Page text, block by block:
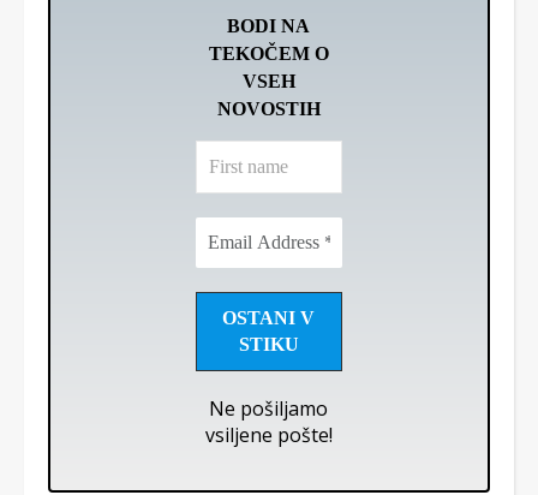
BODI NA
TEKOČEM O
VSEH
NOVOSTIH
name
Address
*
Ne pošiljamo
vsiljene pošte!